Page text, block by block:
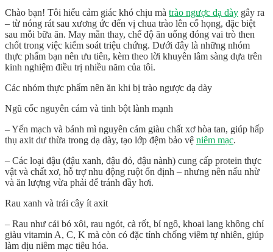
Chào bạn! Tôi hiểu cảm giác khó chịu mà trào ngược dạ dày gây ra
– từ nóng rát sau xương ức đến vị chua trào lên cổ họng, đặc biệt
sau mỗi bữa ăn. May mắn thay, chế độ ăn uống đóng vai trò then
chốt trong việc kiểm soát triệu chứng. Dưới đây là những nhóm
thực phẩm bạn nên ưu tiên, kèm theo lời khuyên lâm sàng dựa trên
kinh nghiệm điều trị nhiều năm của tôi.
Các nhóm thực phẩm nên ăn khi bị trào ngược dạ dày
Ngũ cốc nguyên cám và tinh bột lành mạnh
– Yến mạch và bánh mì nguyên cám giàu chất xơ hòa tan, giúp hấp
thụ axit dư thừa trong dạ dày, tạo lớp đệm bảo vệ niêm mạc.
– Các loại đậu (đậu xanh, đậu đỏ, đậu nành) cung cấp protein thực
vật và chất xơ, hỗ trợ nhu động ruột ổn định – nhưng nên nấu nhừ
và ăn lượng vừa phải để tránh đầy hơi.
Rau xanh và trái cây ít axit
– Rau như cải bó xôi, rau ngót, cà rốt, bí ngô, khoai lang không chỉ
giàu vitamin A, C, K mà còn có đặc tính chống viêm tự nhiên, giúp
làm dịu niêm mạc tiêu hóa.